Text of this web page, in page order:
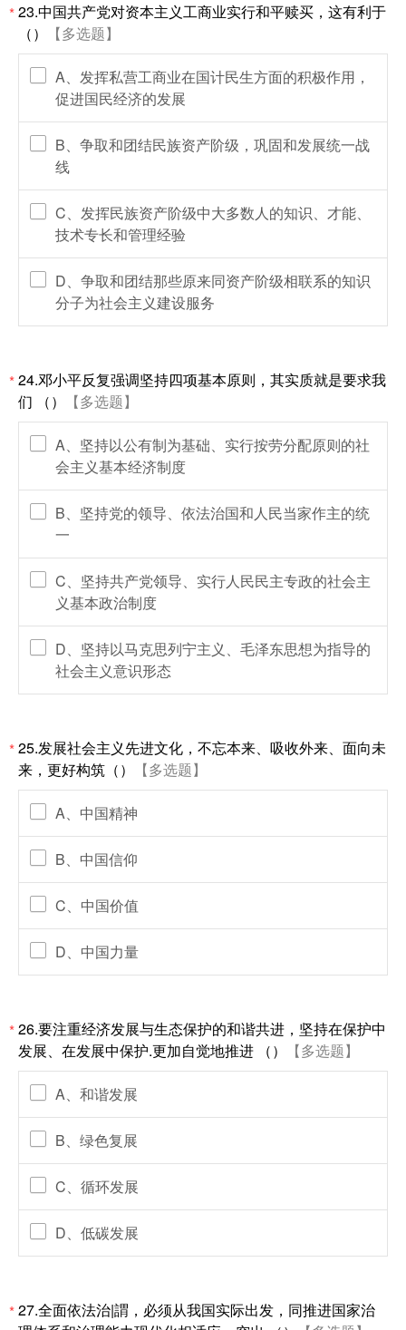
*23.中国共产党对资本主义工商业实行和平赎买，这有利于
（）
【多选题】
A、发挥私营工商业在国计民生方面的积极作用，
促进国民经济的发展
B、争取和团结民族资产阶级，巩固和发展统一战
线
C、发挥民族资产阶级中大多数人的知识、才能、
技术专长和管理经验
D、争取和团结那些原来同资产阶级相联系的知识
分子为社会主义建设服务
*24.邓小平反复强调坚持四项基本原则，其实质就是要求我
们 （）
【多选题】
A、坚持以公有制为基础、实行按劳分配原则的社
会主义基本经济制度
B、坚持党的领导、依法治国和人民当家作主的统
一
C、坚持共产党领导、实行人民民主专政的社会主
义基本政治制度
D、坚持以马克思列宁主义、毛泽东思想为指导的
社会主义意识形态
*25.发展社会主义先进文化，不忘本来、吸收外来、面向未
来，更好构筑（）
【多选题】
A、中国精神
B、中国信仰
C、中国价值
D、中国力量
*26.要注重经济发展与生态保护的和谐共进，坚持在保护中
发展、在发展中保护.更加自觉地推进 （）
【多选题】
A、和谐发展
B、绿色复展
C、循环发展
D、低碳发展
*27.全面依法治|謂，必须从我国实际出发，同推进国家治